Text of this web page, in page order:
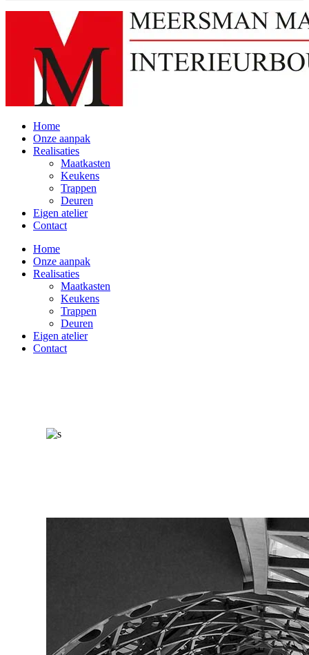
Home
Onze aanpak
Realisaties
Maatkasten
Keukens
Trappen
Deuren
Eigen atelier
Contact
Home
Onze aanpak
Realisaties
Maatkasten
Keukens
Trappen
Deuren
Eigen atelier
Contact